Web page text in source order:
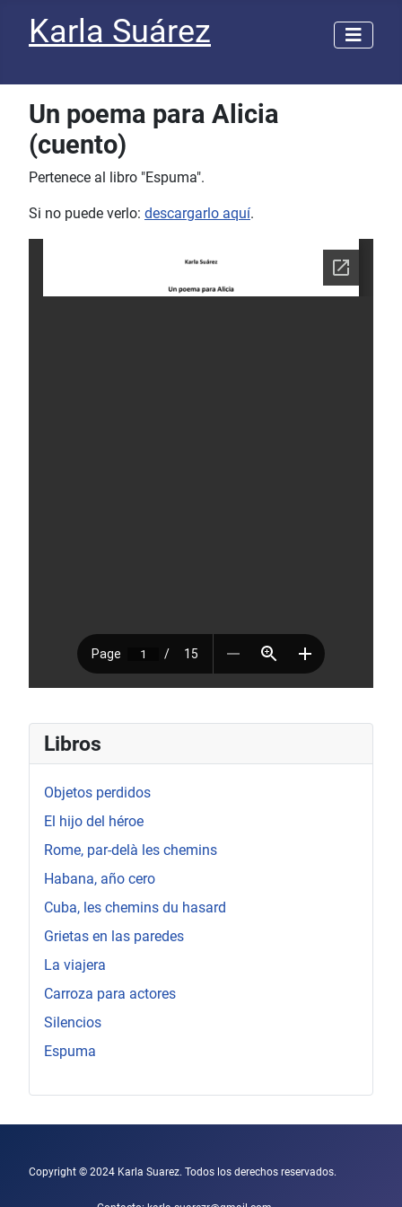
Karla Suárez
Un poema para Alicia
(cuento)
Pertenece al libro "Espuma".
Si no puede verlo: descargarlo aquí.
Libros
Objetos perdidos
El hijo del héroe
Rome, par-delà les chemins
Habana, año cero
Cuba, les chemins du hasard
Grietas en las paredes
La viajera
Carroza para actores
Silencios
Espuma
Copyright © 2024 Karla Suarez. Todos los derechos reservados.